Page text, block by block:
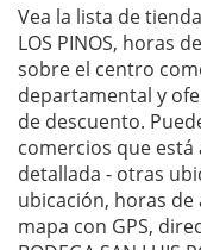
Vea la lista de
LOS PINOS, horas
sobre el centro
departamental y
de descuento.
comercios que
detallada - otras
ubicación, horas
mapa con GPS,